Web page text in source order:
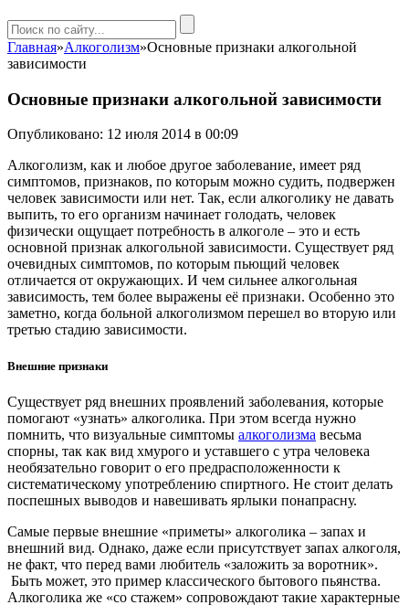
Главная»Алкоголизм»Основные признаки алкогольной
зависимости
Основные признаки алкогольной зависимости
Опубликовано: 12 июля 2014 в 00:09
Алкоголизм, как и любое другое заболевание, имеет ряд
симптомов, признаков, по которым можно судить, подвержен
человек зависимости или нет. Так, если алкоголику не давать
выпить, то его организм начинает голодать, человек
физически ощущает потребность в алкоголе – это и есть
основной признак алкогольной зависимости. Существует ряд
очевидных симптомов, по которым пьющий человек
отличается от окружающих. И чем сильнее алкогольная
зависимость, тем более выражены её признаки. Особенно это
заметно, когда больной алкоголизмом перешел во вторую или
третью стадию зависимости.
Внешние признаки
Существует ряд внешних проявлений заболевания, которые
помогают «узнать» алкоголика. При этом всегда нужно
помнить, что визуальные симптомы алкоголизма весьма
спорны, так как вид хмурого и уставшего с утра человека
необязательно говорит о его предрасположенности к
систематическому употреблению спиртного. Не стоит делать
поспешных выводов и навешивать ярлыки понапрасну.
Самые первые внешние «приметы» алкоголика – запах и
внешний вид. Однако, даже если присутствует запах алкоголя,
не факт, что перед вами любитель «заложить за воротник».
Быть может, это пример классического бытового пьянства.
Алкоголика же «со стажем» сопровождают такие характерные